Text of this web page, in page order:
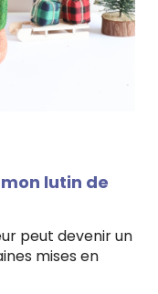
lutin de
peut devenir un
mises en